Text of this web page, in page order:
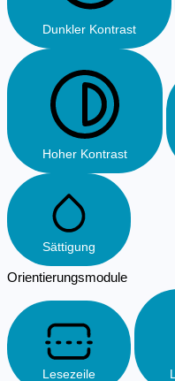
Dunkler Kontrast
Hoher Kontrast
Sättigung
Orientierungsmodule
Lesezeile